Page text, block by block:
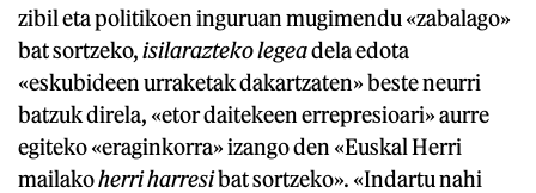
zibil eta politikoen inguruan mugimendu «zabalago»
bat sortzeko,isilarazteko legeadela edota
«eskubideen urraketak dakartzaten» beste neurri
batzuk direla, «etor daitekeen errepresioari» aurre
egiteko «eraginkorra» izango den «Euskal Herri
mailakoherri harresibat sortzeko». «Indartu nahi